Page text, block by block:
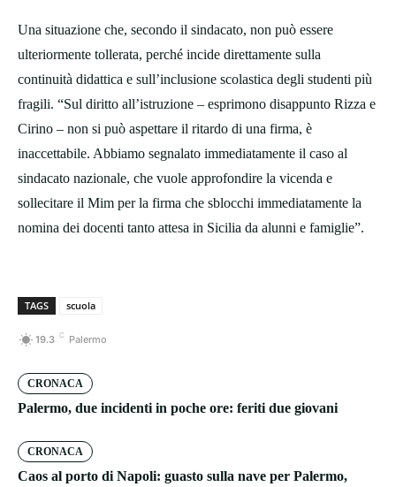
Una situazione che, secondo il sindacato, non può essere
ulteriormente tollerata, perché incide direttamente sulla
continuità didattica e sull’inclusione scolastica degli studenti più
fragili. “Sul diritto all’istruzione – esprimono disappunto Rizza e
Cirino – non si può aspettare il ritardo di una firma, è
inaccettabile. Abbiamo segnalato immediatamente il caso al
sindacato nazionale, che vuole approfondire la vicenda e
sollecitare il Mim per la firma che sblocchi immediatamente la
nomina dei docenti tanto attesa in Sicilia da alunni e famiglie”.
TAGS scuola
19.3 C Palermo
CRONACA
Palermo, due incidenti in poche ore: feriti due giovani
CRONACA
Caos al porto di Napoli: guasto sulla nave per Palermo,